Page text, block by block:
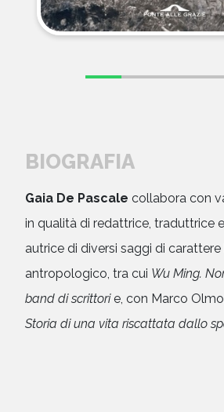
BIOGRAFIA
Gaia De Pascale collabora con
in qualità di redattrice, traduttrice
autrice di diversi saggi di
antropologico, tra cui Wu Ming.
band di scrittorie, con Marco
Storia di una vita riscattata dallo